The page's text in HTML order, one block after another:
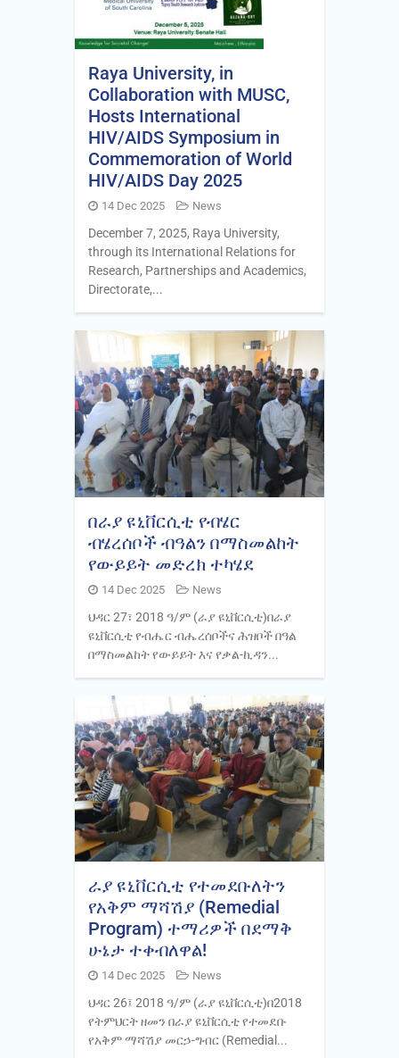
Raya University, in
Collaboration with MUSC,
Hosts International
HIV/AIDS Symposium in
Commemoration of World
HIV/AIDS Day 2025
14 Dec 2025 News
December 7, 2025, Raya University,
through its International Relations for
Research, Partnerships and Academics,
Directorate,...
በራያ ዩኒቨርሲቲ የብሄር
ብሄረሰቦች ብዓልን በማስመልከት
የውይይት መድረክ ተካሄደ
14 Dec 2025 News
ህዳር 27፣ 2018 ዓ/ም (ራያ ዩኒቨርሲቲ)በራያ
ዩኒቨርሲቲ የብሔር ብሔረሰቦችና ሕዝቦች በዓል
በማስመልከት የውይይት እና የቃል-ኪዳን...
ራያ ዩኒቨርሲቲ የተመደቡለትን
የአቅም ማሻሽያ (Remedial
Program) ተማሪዎች በደማቅ
ሁኔታ ተቀብለዋል!
14 Dec 2025 News
ህዳር 26፤ 2018 ዓ/ም (ራያ ዩኒቨርሲቲ)በ2018
የትምህርት ዘመን በራያ ዩኒቨርሲቲ የተመደቡ
የአቅም ማሻሽያ መርኃ-ግብር (Remedial...